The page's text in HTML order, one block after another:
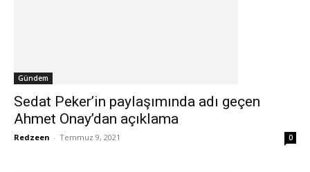
Gündem
Sedat Peker’in paylaşımında adı geçen
Ahmet Onay’dan açıklama
Redzeen - Temmuz 9, 2021 0